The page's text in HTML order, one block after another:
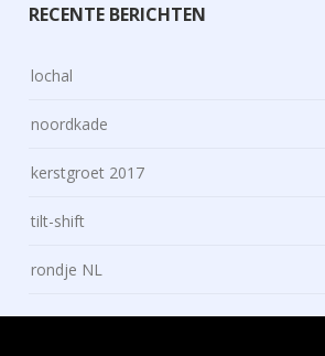
RECENTE BERICHTEN
lochal
noordkade
kerstgroet 2017
tilt-shift
rondje NL